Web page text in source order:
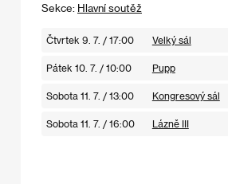
Sekce: Hlavní soutěž
Čtvrtek 9. 7. / 17:00 Velký sál
Pátek 10. 7. / 10:00 Pupp
Sobota 11. 7. / 13:00 Kongresový sál
Sobota 11. 7. / 16:00 Lázně III